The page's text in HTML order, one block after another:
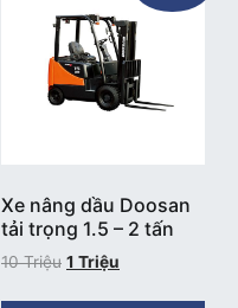
Xe nâng dầu Doosan
tải trọng 1.5 – 2 tấn
10Triệu 1 Triệu